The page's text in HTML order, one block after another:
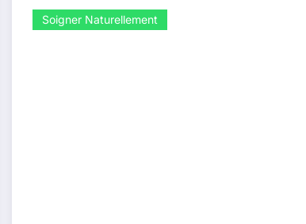
Soigner Naturellement